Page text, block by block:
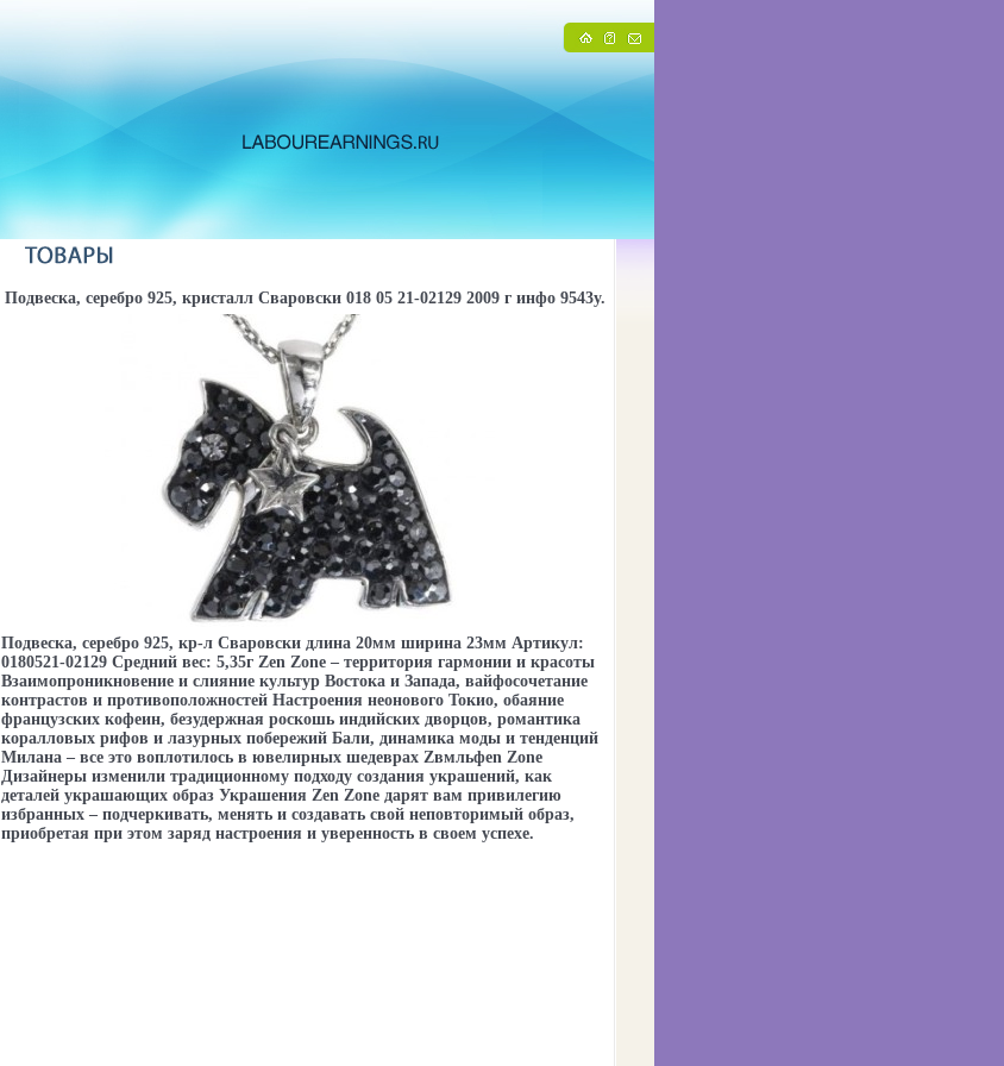
Подвеска, серебро 925, кристалл Сваровски 018 05 21-02129 2009 г инфо 9543y.
Подвеска, серебро 925, кр-л Сваровски длина 20мм ширина 23мм Артикул:
0180521-02129 Средний вес: 5,35г Zen Zone – территория гармонии и красоты
Взаимопроникновение и слияние культур Востока и Запада, вайфосочетание
контрастов и противоположностей Настроения неонового Токио, обаяние
французских кофеин, безудержная роскошь индийских дворцов, романтика
коралловых рифов и лазурных побережий Бали, динамика моды и тенденций
Милана – все это воплотилось в ювелирных шедеврах Zвмльфen Zone
Дизайнеры изменили традиционному подходу создания украшений, как
деталей украшающих образ Украшения Zen Zone дарят вам привилегию
избранных – подчеркивать, менять и создавать свой неповторимый образ,
приобретая при этом заряд настроения и уверенность в своем успехе.